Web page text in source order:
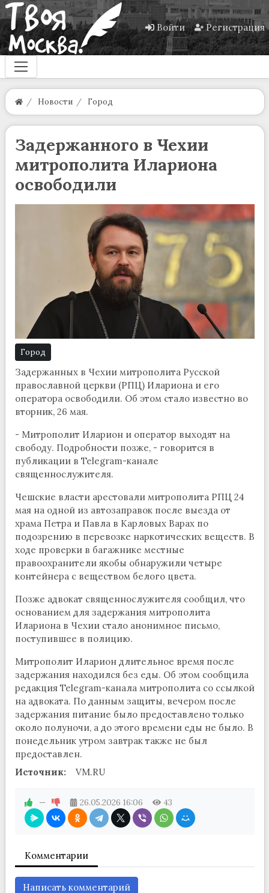
Войти Регистрация
Новости Город
Задержанного в Чехии
митрополита Илариона
освободили
Город
Задержанных в Чехии митрополита Русской
православной церкви (РПЦ) Илариона и его
оператора освободили. Об этом стало известно во
вторник, 26 мая.
- Митрополит Иларион и оператор выходят на
свободу. Подробности позже, - говорится в
публикации в Telegram-канале
священнослужителя.
Чешские власти арестовали митрополита РПЦ 24
мая на одной из автозаправок после выезда от
храма Петра и Павла в Карловых Варах по
подозрению в перевозке наркотических веществ. В
ходе проверки в багажнике местные
правоохранители якобы обнаружили четыре
контейнера с веществом белого цвета.
Позже адвокат священнослужителя сообщил, что
основанием для задержания митрополита
Илариона в Чехии стало анонимное письмо,
поступившее в полицию.
Митрополит Иларион длительное время после
задержания находился без еды. Об этом сообщила
редакция Telegram-канала митрополита со ссылкой
на адвоката. По данным защиты, вечером после
задержания питание было предоставлено только
около полуночи, а до этого времени еды не было. В
понедельник утром завтрак также не был
предоставлен.
Источник:
VM.RU
— 26.05.2026 16:06 43
Комментарии
Написать комментарий